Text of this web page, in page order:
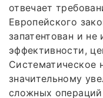
отвечает
Европейского
запатентован и не
эффективности,
Систематическое
значительному
сложных